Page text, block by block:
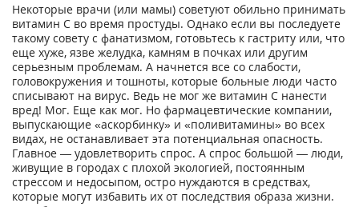
Некоторые врачи (или мамы) советуют обильно принимать
витамин C во время простуды. Однако если вы последуете
такому совету с фанатизмом, готовьтесь к гастриту или, что
еще хуже, язве желудка, камням в почках или другим
серьезным проблемам. А начнется все со слабости,
головокружения и тошноты, которые больные люди часто
списывают на вирус. Ведь не мог же витамин C нанести
вред! Мог. Еще как мог. Но фармацевтические компании,
выпускающие «аскорбинку» и «поливитамины» во всех
видах, не останавливает эта потенциальная опасность.
Главное — удовлетворить спрос. А спрос большой — люди,
живущие в городах с плохой экологией, постоянным
стрессом и недосыпом, остро нуждаются в средствах,
которые могут избавить их от последствия образа жизни.